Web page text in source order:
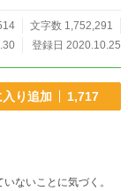
文字数 1,752,291
登録日 2020.10.25
り追加 1,717
ないことに気づく。